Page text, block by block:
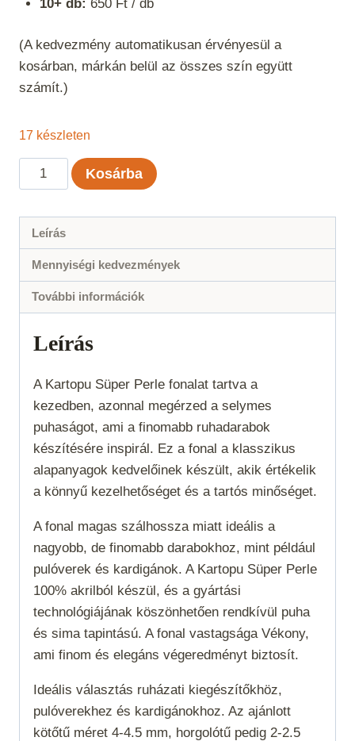
10+ db: 650 Ft / db
(A kedvezmény automatikusan érvényesül a
kosárban, márkán belül az összes szín együtt
számít.)
17 készleten
Kartopu
Süper
Mályva
759
mennyiség
Kosárba
Leírás
Mennyiségi kedvezmények
További információk
Leírás
A Kartopu Süper Perle fonalat tartva a
kezedben, azonnal megérzed a selymes
puhaságot, ami a finomabb ruhadarabok
készítésére inspirál. Ez a fonal a klasszikus
alapanyagok kedvelőinek készült, akik értékelik
a könnyű kezelhetőséget és a tartós minőséget.
A fonal magas szálhossza miatt ideális a
nagyobb, de finomabb darabokhoz, mint például
pulóverek és kardigánok. A Kartopu Süper Perle
100% akrilból készül, és a gyártási
technológiájának köszönhetően rendkívül puha
és sima tapintású. A fonal vastagsága Vékony,
ami finom és elegáns végeredményt biztosít.
Ideális választás ruházati kiegészítőkhöz,
pulóverekhez és kardigánokhoz. Az ajánlott
kötőtű méret 4-4.5 mm, horgolótű pedig 2-2.5